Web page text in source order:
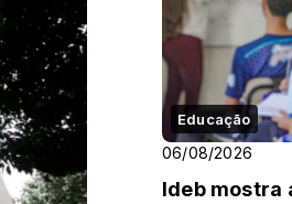
Educação
06/08/2026
Ideb mostra